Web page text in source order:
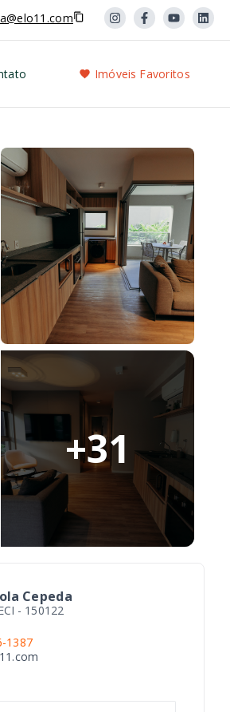
Imóveis Favoritos
+31
Cepeda
- 150122
1387